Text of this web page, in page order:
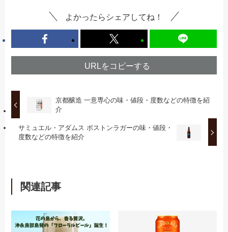
よかったらシェアしてね！
URLをコピーする
京都醸造 一意専心の味・値段・度数などの特徴を紹
介
サミュエル・アダムス ボストンラガーの味・値段・
度数などの特徴を紹介
関連記事